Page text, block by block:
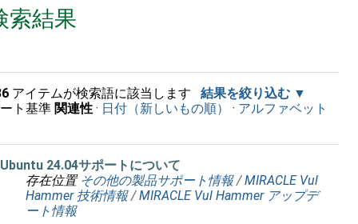
索結果
アイテムが検索語に該当します
結果を絞り込む
ト基準 関連性 · 日付（新しいもの順） · アルファベット
Ubuntu 24.04サポートについて
存在位置 その他の製品サポート情報 /MIRACLE Vul
Hammer 技術情報 /MIRACLE Vul Hammer アップデ
ート情報